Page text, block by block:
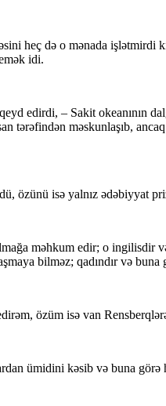
heç də o mənada
idi.
edirdi, – Sakit okeanının
tərəfindən məskunlaşıb,
özünü isə yalnız ədəbiyyat
məhkum edir; o ingilisdir
bilməz; qadındır və
özüm isə van
ümidini kəsib və buna